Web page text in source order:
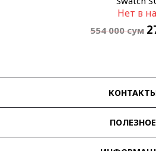
Нет в
554 000сум
ПОЛЕЗНОЕ